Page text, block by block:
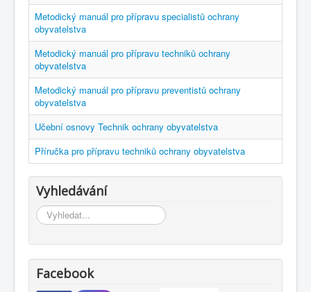
Metodický manuál pro přípravu specialistů ochrany
obyvatelstva
Metodický manuál pro přípravu techniků ochrany
obyvatelstva
Metodický manuál pro přípravu preventistů ochrany
obyvatelstva
Učební osnovy Technik ochrany obyvatelstva
Příručka pro přípravu techniků ochrany obyvatelstva
Vyhledávání
Vyhledávání...
Facebook